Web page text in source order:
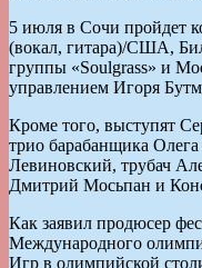
5 июля в Сочи пройдет
(вокал, гитара)/США,
группы «Soulgrass» и
управлением Игоря
Кроме того, выступят
трио барабанщика
Левиновский, трубач
Дмитрий Мосьпан и
Как заявил продюсер
Международного
Игр в олимпийской